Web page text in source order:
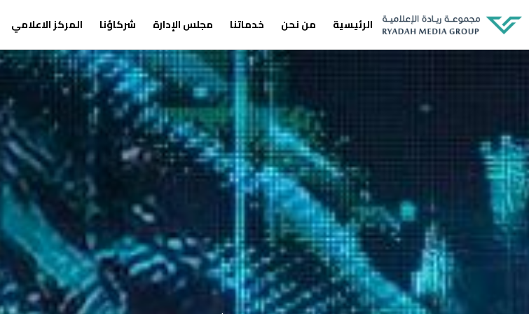
الرئيسية من نحن خدماتنا مجلس الإدارة شركاؤنا المركز الاعلامي